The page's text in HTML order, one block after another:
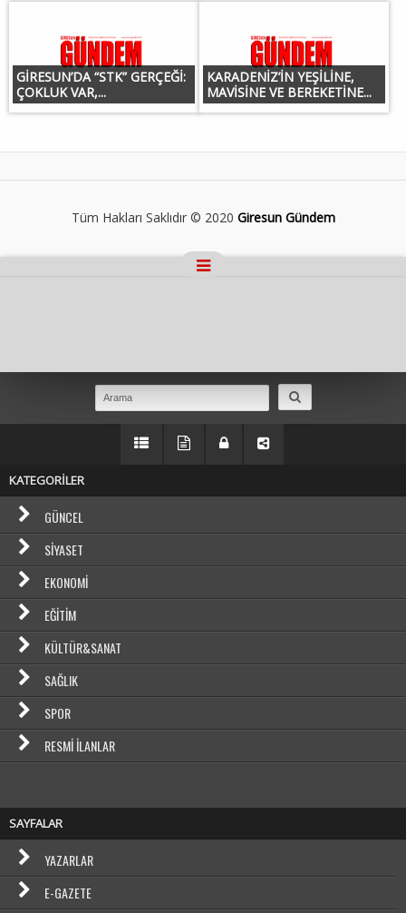
GİRESUN’DA “STK” GERÇEĞİ:
ÇOKLUK VAR,...
KARADENİZ’İN YEŞİLİNE,
MAVİSİNE VE BEREKETİNE...
Tüm Hakları Saklıdır © 2020 Giresun Gündem
KATEGORİLER
GÜNCEL
SIYASET
EKONOMI
EĞITIM
KÜLTÜR&SANAT
SAĞLIK
SPOR
RESMI İLANLAR
SAYFALAR
YAZARLAR
E-GAZETE